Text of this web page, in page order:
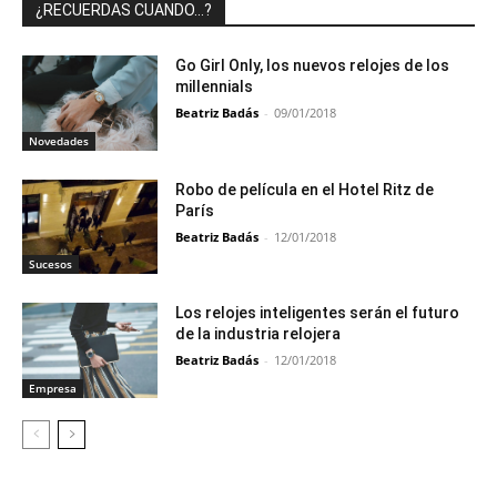
¿RECUERDAS CUANDO…?
Novedades
Go Girl Only, los nuevos relojes de los
millennials
Beatriz Badás - 09/01/2018
Sucesos
Robo de película en el Hotel Ritz de
París
Beatriz Badás - 12/01/2018
Empresa
Los relojes inteligentes serán el futuro
de la industria relojera
Beatriz Badás - 12/01/2018